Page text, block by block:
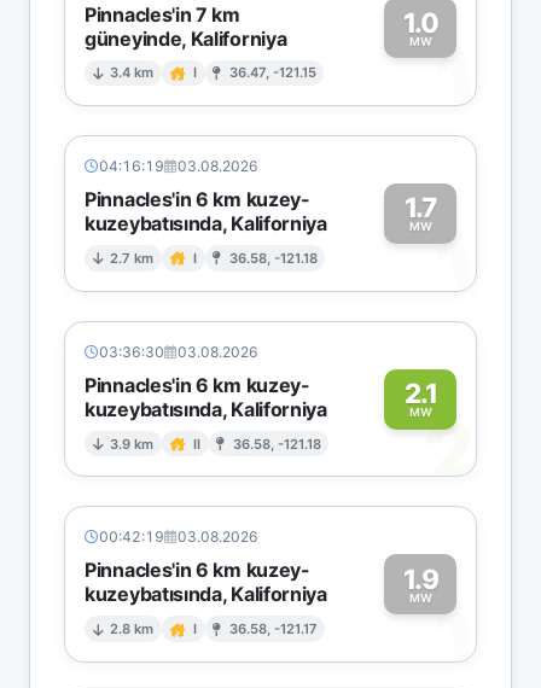
Pinnacles'in 7 km
güneyinde, Kaliforniya
3.4 km I 36.47, -121.15
1.0
MW1
04:16:19 03.08.2026
Pinnacles'in 6 km kuzey-
kuzeybatısında, Kaliforniya
2.7 km I 36.58, -121.18
1.7
MW1
03:36:30 03.08.2026
Pinnacles'in 6 km kuzey-
kuzeybatısında, Kaliforniya
3.9 km II 36.58, -121.18
2.1
MW2
00:42:19 03.08.2026
Pinnacles'in 6 km kuzey-
kuzeybatısında, Kaliforniya
2.8 km I 36.58, -121.17
1.9
MW1